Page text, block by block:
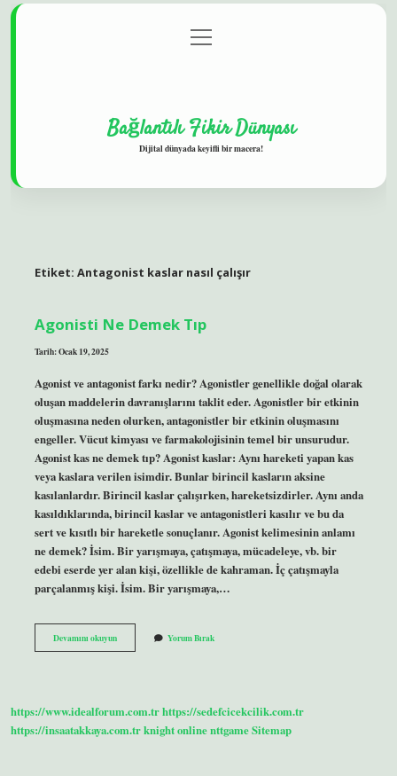
Gizlilik Politikası
menüyü
aç
Bağlantılı Fikir Dünyası
Dijital dünyada keyifli bir macera!
Etiket: Antagonist kaslar nasıl çalışır
Agonisti Ne Demek Tıp
Tarih: Ocak 19, 2025
Agonist ve antagonist farkı nedir? Agonistler genellikle doğal olarak
oluşan maddelerin davranışlarını taklit eder. Agonistler bir etkinin
oluşmasına neden olurken, antagonistler bir etkinin oluşmasını
engeller. Vücut kimyası ve farmakolojisinin temel bir unsurudur.
Agonist kas ne demek tıp? Agonist kaslar: Aynı hareketi yapan kas
veya kaslara verilen isimdir. Bunlar birincil kasların aksine
kasılanlardır. Birincil kaslar çalışırken, hareketsizdirler. Aynı anda
kasıldıklarında, birincil kaslar ve antagonistleri kasılır ve bu da
sert ve kısıtlı bir hareketle sonuçlanır. Agonist kelimesinin anlamı
ne demek? İsim. Bir yarışmaya, çatışmaya, mücadeleye, vb. bir
edebi eserde yer alan kişi, özellikle de kahraman. İç çatışmayla
parçalanmış kişi. İsim. Bir yarışmaya,…
Devamını okuyunAgonisti
Ne
Yorum Bırak
https://www.idealforum.com.trhttps://sedefcicekcilik.com.tr
https://insaatakkaya.com.trknight onlinenttgameSitemap